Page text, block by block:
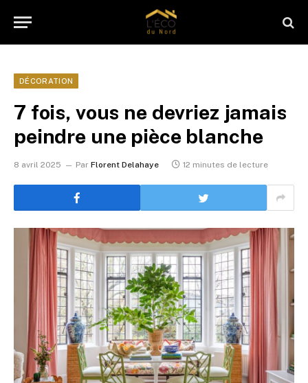
DÉCORATION
7 fois, vous ne devriez jamais
peindre une pièce blanche
8 avril 2025 Par Florent Delahaye 12 minutes de lecture